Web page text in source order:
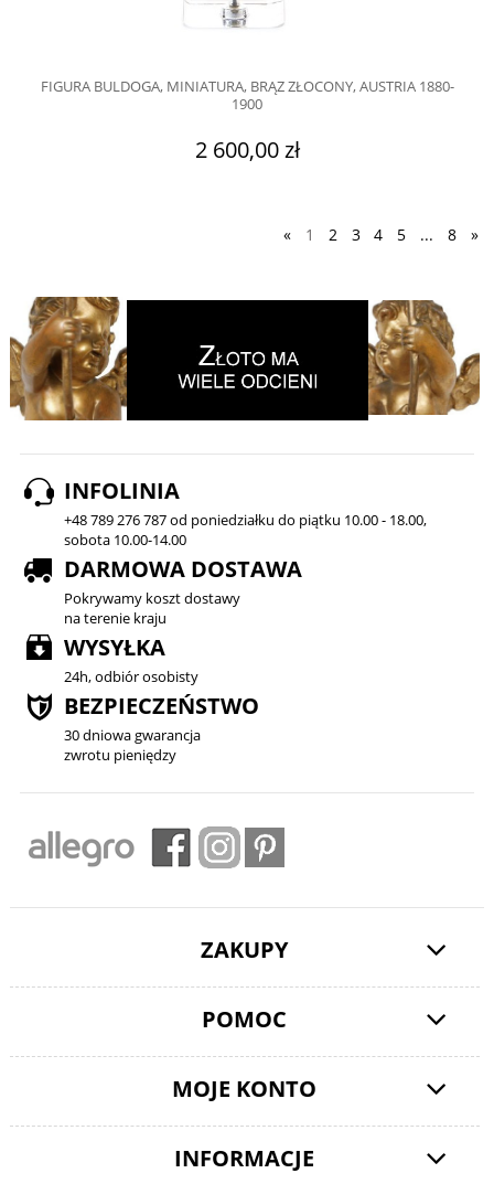
FIGURA BULDOGA, MINIATURA, BRĄZ ZŁOCONY, AUSTRIA 1880-
1900
2 600,00 zł
« 1 2 3 4 5 ... 8 »
INFOLINIA
+48 789 276 787 od poniedziałku do piątku 10.00 - 18.00,
sobota 10.00-14.00
DARMOWA DOSTAWA
Pokrywamy koszt dostawy
na terenie kraju
WYSYŁKA
24h, odbiór osobisty
BEZPIECZEŃSTWO
30 dniowa gwarancja
zwrotu pieniędzy
ZAKUPY
POMOC
MOJE KONTO
INFORMACJE